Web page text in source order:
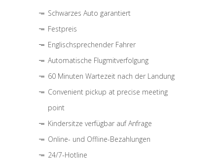
Schwarzes Auto garantiert
Festpreis
Englischsprechender Fahrer
Automatische Flugmitverfolgung
60 Minuten Wartezeit nach der Landung
Convenient pickup at precise meeting
point
Kindersitze verfügbar auf Anfrage
Online- und Offline-Bezahlungen
24/7-Hotline